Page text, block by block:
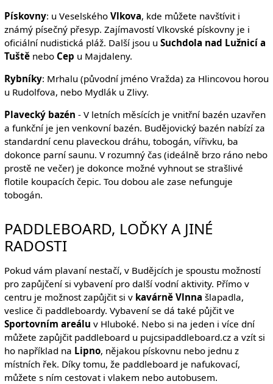
Pískovny: u Veselského Vlkova, kde můžete navštívit i
známý písečný přesyp. Zajímavostí Vlkovské pískovny je i
oficiální nudistická pláž. Další jsou u Suchdola nad Lužnicí a
Tuštěnebo Cep u Majdaleny.
Rybníky: Mrhalu (původní jméno Vražda) za Hlincovou horou
u Rudolfova, nebo Mydlák u Zlivy.
Plavecký bazén - V letních měsících je vnitřní bazén uzavřen
a funkční je jen venkovní bazén. Budějovický bazén nabízí za
standardní cenu plaveckou dráhu, tobogán, vířivku, ba
dokonce parní saunu. V rozumný čas (ideálně brzo ráno nebo
prostě ne večer) je dokonce možné vyhnout se strašlivé
flotile koupacích čepic. Tou dobou ale zase nefunguje
tobogán.
PADDLEBOARD, LOĎKY A JINÉ
RADOSTI
Pokud vám plavaní nestačí, v Budějcích je spoustu možností
pro zapůjčení si vybavení pro další vodní aktivity. Přímo v
centru je možnost zapůjčit si v kavárně Vlnna šlapadla,
veslice či paddleboardy. Vybavení se dá také půjčit ve
Sportovním areálu v Hluboké. Nebo si na jeden i více dní
můžete zapůjčit paddleboard u pujcsipaddleboard.cz a vzít si
ho například na Lipno, nějakou pískovnu nebo jednu z
místních řek. Díky tomu, že paddleboard je nafukovací,
můžete s ním cestovat i vlakem nebo autobusem.